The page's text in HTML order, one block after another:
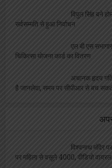
विपुल सिंह बने
सर्वसम्मति से हुआ निर्वाचन
एल बी एस
चिकित्सा योजना कार्ड का वितरण
अचानक हृदय
है जानलेवा, समय पर सीपीआर से बच
विश्वनाथ मंदिर
पर महिला से वसूले 4000, वीडियो वायरल